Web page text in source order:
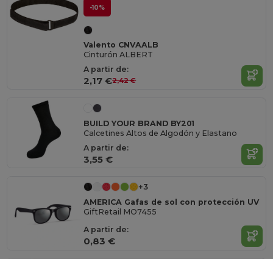
-10%
Valento CNVAALB
Cinturón ALBERT
A partir de:
2,17 €2,42 €
BUILD YOUR BRAND BY201
Calcetines Altos de Algodón y Elastano
A partir de:
3,55 €
+3
AMERICA Gafas de sol con protección UV
GiftRetail MO7455
A partir de:
0,83 €